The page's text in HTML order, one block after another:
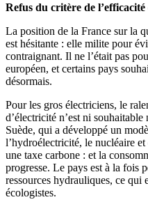
Refus du critère de
La position de la France sur la
est hésitante : elle milite pour
contraignant. Il ne l’était pas
européen, et certains pays
désormais.
Pour les gros électriciens, le
d’électricité n’est ni
Suède, qui a développé un
l’hydroélectricité, le nucléaire et
une taxe carbone : et la
progresse. Le pays est à la fois
ressources hydrauliques, ce qui
écologistes.